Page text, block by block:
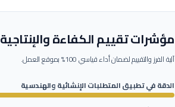
مؤشرات تقييم الكفاءة والإنتاجية
آلية الفرز والتقييم لضمان أداء قياسي 100% بموقع العمل.
الدقة في تطبيق المتطلبات الإنشائية والهندسية